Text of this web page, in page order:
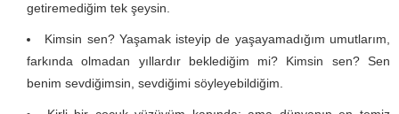
getiremediğim tek şeysin.
Kimsin sen? Yaşamak isteyip de yaşayamadığım umutlarım,
farkında olmadan yıllardır beklediğim mi? Kimsin sen? Sen
benim sevdiğimsin, sevdiğimi söyleyebildiğim.